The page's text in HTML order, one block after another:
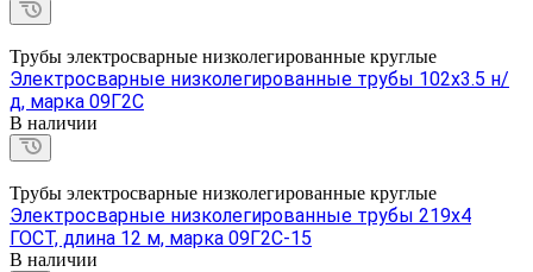
Трубы электросварные низколегированные круглые
Электросварные низколегированные трубы 102х3.5 н/
д, марка 09Г2С
В наличии
Трубы электросварные низколегированные круглые
Электросварные низколегированные трубы 219х4
ГОСТ, длина 12 м, марка 09Г2С-15
В наличии